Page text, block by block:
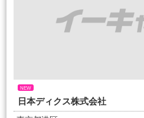
NEW
日本ディクス株式会社